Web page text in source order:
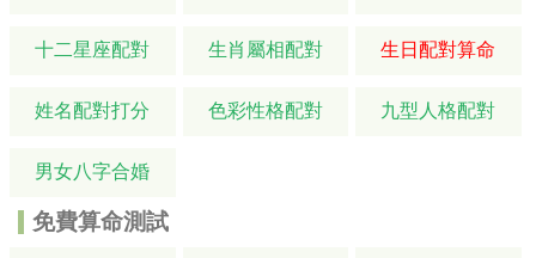
十二星座配對 生肖屬相配對 生日配對算命
姓名配對打分 色彩性格配對 九型人格配對
男女八字合婚
免費算命測試